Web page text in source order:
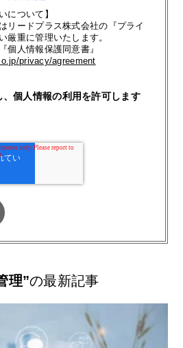
について】
リードプラス株式会社の『プライ
厳重に管理いたします。
個人情報保護同意書』
privacy/agreement
、個人情報の利用を許可します
理”の最新記事